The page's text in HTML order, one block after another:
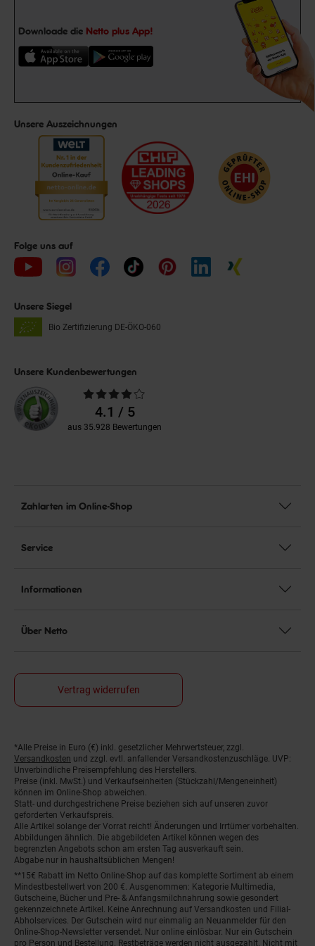
Downloade die Netto plus App!
Unsere Auszeichnungen
Folge uns auf
Unsere Siegel
Bio Zertifizierung DE-ÖKO-060
Unsere Kundenbewertungen
Durchschnittliche
Bewertungen4.1 / 5
aus 35.928 Bewertungen
Zahlarten im Online-Shop
Service
Informationen
Über Netto
Vertrag widerrufen
Fußnoten
*Alle Preise in Euro (€) inkl. gesetzlicher Mehrwertsteuer, zzgl.
Versandkosten und zzgl. evtl. anfallender Versandkostenzuschläge. UVP:
Unverbindliche Preisempfehlung des Herstellers.
Preise (inkl. MwSt.) und Verkaufseinheiten (Stückzahl/Mengeneinheit)
können im Online-Shop abweichen.
Statt- und durchgestrichene Preise beziehen sich auf unseren zuvor
geforderten Verkaufspreis.
Alle Artikel solange der Vorrat reicht! Änderungen und Irrtümer vorbehalten.
Abbildungen ähnlich. Die abgebildeten Artikel können wegen des
begrenzten Angebots schon am ersten Tag ausverkauft sein.
Abgabe nur in haushaltsüblichen Mengen!
**15€ Rabatt im Netto Online-Shop auf das komplette Sortiment ab einem
Mindestbestellwert von 200 €. Ausgenommen: Kategorie Multimedia,
Gutscheine, Bücher und Pre- & Anfangsmilchnahrung sowie gesondert
gekennzeichnete Artikel. Keine Anrechnung auf Versandkosten und Filial-
Abholservices. Der Gutschein wird nur einmalig an Neuanmelder für den
Online-Shop-Newsletter versendet. Nur online einlösbar. Nur ein Gutschein
pro Person und Bestellung. Restbeträge werden nicht ausgezahlt. Nicht mit